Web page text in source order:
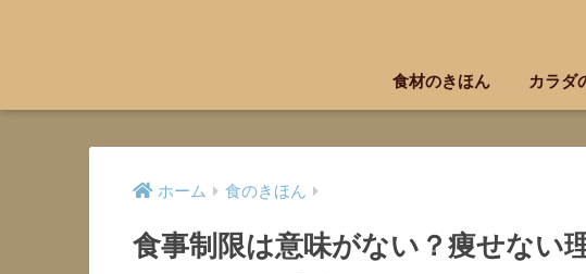
食材のきほん カラダ
ホーム 食のきほん
食事制限は意味がない？痩せない